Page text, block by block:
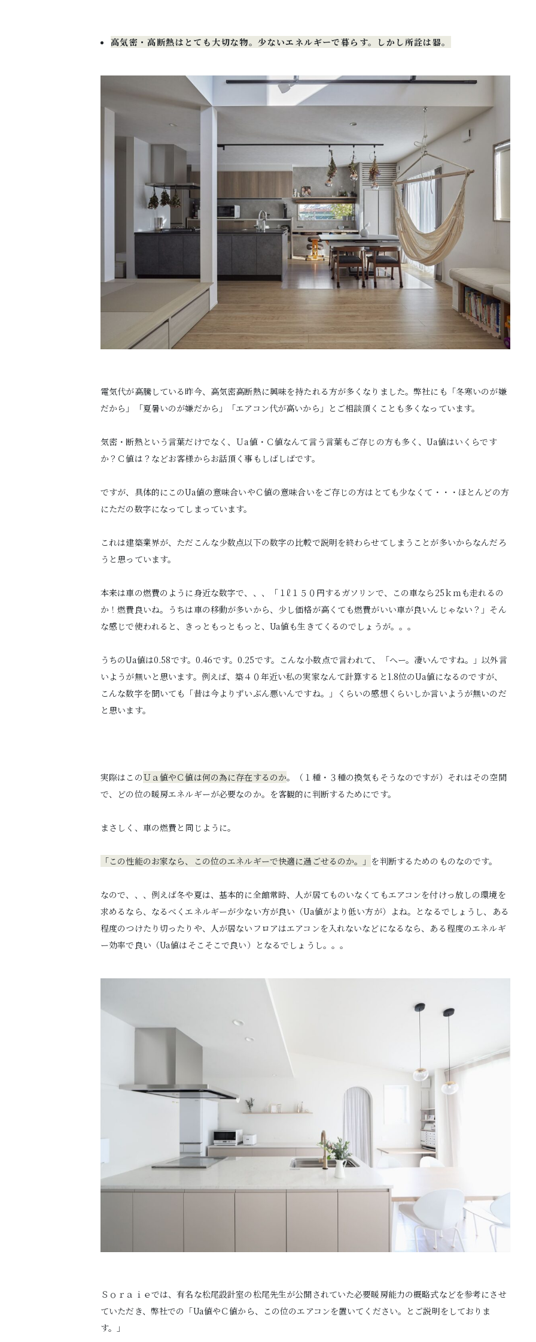
高気密・高断熱はとても大切な物。少ないエネルギーで暮らす。しかし所詮は器。
電気代が高騰している昨今、高気密高断熱に興味を持たれる方が多くなりました。弊社にも「冬寒いのが嫌
だから」「夏暑いのが嫌だから」「エアコン代が高いから」とご相談頂くことも多くなっています。
気密・断熱という言葉だけでなく、Ｕa値・Ｃ値なんて言う言葉もご存じの方も多く、Ua値はいくらです
か？Ｃ値は？などお客様からお話頂く事もしばしばです。
ですが、具体的にこのUa値の意味合いやＣ値の意味合いをご存じの方はとても少なくて・・・ほとんどの方
にただの数字になってしまっています。
これは建築業界が、ただこんな少数点以下の数字の比較で説明を終わらせてしまうことが多いからなんだろ
うと思っています。
本来は車の燃費のように身近な数字で、、、「１ℓ１５０円するガソリンで、この車なら25ｋｍも走れるの
か！燃費良いね。うちは車の移動が多いから、少し価格が高くても燃費がいい車が良いんじゃない？」そん
な感じで使われると、きっともっともっと、Ua値も生きてくるのでしょうが。。。
うちのUa値は0.58です。0.46です。0.25です。こんな小数点で言われて、「へー。凄いんですね。」以外言
いようが無いと思います。例えば、築４０年近い私の実家なんて計算すると1.8位のUa値になるのですが、
こんな数字を聞いても「昔は今よりずいぶん悪いんですね。」くらいの感想くらいしか言いようが無いのだ
と思います。
実際はこのＵａ値やＣ値は何の為に存在するのか。（１種・３種の換気もそうなのですが）それはその空間
で、どの位の暖房エネルギーが必要なのか。を客観的に判断するためにです。
まさしく、車の燃費と同じように。
「この性能のお家なら、この位のエネルギーで快適に過ごせるのか。」 を判断するためのものなのです。
なので、、、例えば冬や夏は、基本的に全館常時、人が居てものいなくてもエアコンを付けっ放しの環境を
求めるなら、なるべくエネルギーが少ない方が良い（Ua値がより低い方が）よね。となるでしょうし、ある
程度のつけたり切ったりや、人が居ないフロアはエアコンを入れないなどになるなら、ある程度のエネルギ
ー効率で良い（Ua値はそこそこで良い）となるでしょうし。。。
Ｓｏｒａｉｅでは、有名な松尾設計室の松尾先生が公開されていた必要暖房能力の概略式などを参考にさせ
ていただき、弊社での「Ua値やＣ値から、この位のエアコンを置いてください。とご説明をしておりま
す。」